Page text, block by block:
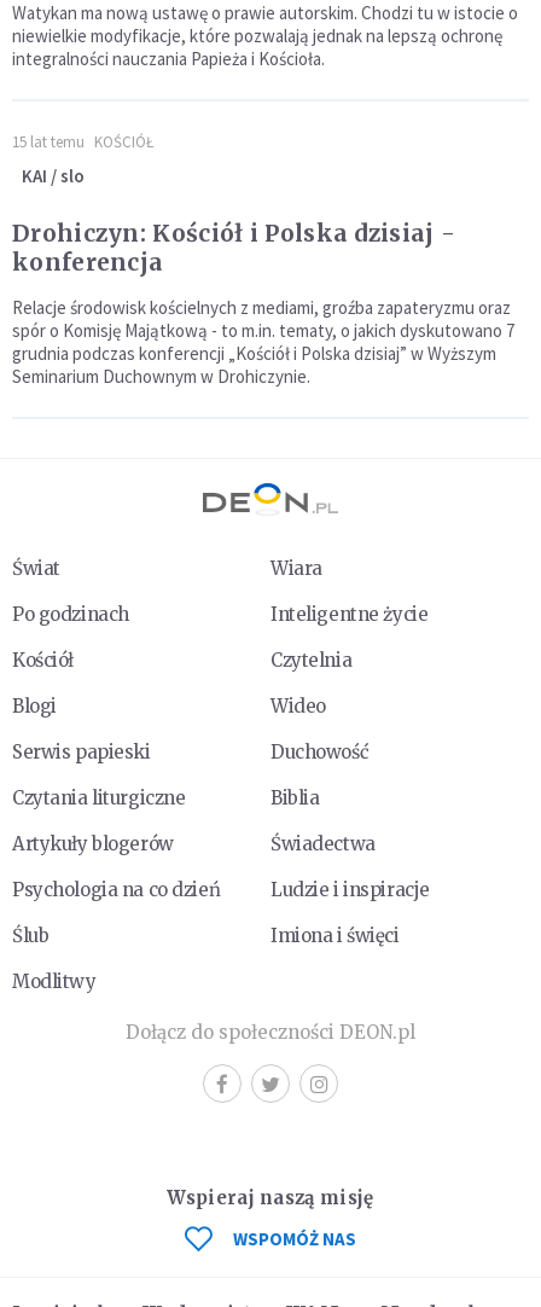
Watykan ma nową ustawę o prawie autorskim. Chodzi tu w istocie o
niewielkie modyfikacje, które pozwalają jednak na lepszą ochronę
integralności nauczania Papieża i Kościoła.
15 lat temu KOŚCIÓŁ
KAI / slo
Drohiczyn: Kościół i Polska dzisiaj -
konferencja
Relacje środowisk kościelnych z mediami, groźba zapateryzmu oraz
spór o Komisję Majątkową - to m.in. tematy, o jakich dyskutowano 7
grudnia podczas konferencji „Kościół i Polska dzisiaj” w Wyższym
Seminarium Duchownym w Drohiczynie.
Świat
Wiara
Po godzinach
Inteligentne życie
Kościół
Czytelnia
Blogi
Wideo
Serwis papieski
Duchowość
Czytania liturgiczne
Biblia
Artykuły blogerów
Świadectwa
Psychologia na co dzień
Ludzie i inspiracje
Ślub
Imiona i święci
Modlitwy
Dołącz do społeczności DEON.pl
Wspieraj naszą misję
WSPOMÓŻ NAS